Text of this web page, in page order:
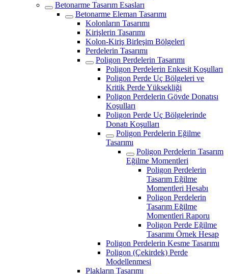
Betonarme Tasarım Esasları
Betonarme Eleman Tasarımı
Kolonların Tasarımı
Kirişlerin Tasarımı
Kolon-Kiriş Birleşim Bölgeleri
Perdelerin Tasarımı
Poligon Perdelerin Tasarımı
Poligon Perdelerin Enkesit Koşulları
Poligon Perde Uç Bölgeleri ve
Kritik Perde Yüksekliği
Poligon Perdelerin Gövde Donatısı
Koşulları
Poligon Perde Uç Bölgelerinde
Donatı Koşulları
Poligon Perdelerin Eğilme
Tasarımı
Poligon Perdelerin Tasarım
Eğilme Momentleri
Poligon Perdelerin
Tasarım Eğilme
Momentleri Hesabı
Poligon Perdelerin
Tasarım Eğilme
Momentleri Raporu
Poligon Perde Eğilme
Tasarımı Örnek Hesap
Poligon Perdelerin Kesme Tasarımı
Poligon (Çekirdek) Perde
Modellenmesi
Plakların Tasarımı